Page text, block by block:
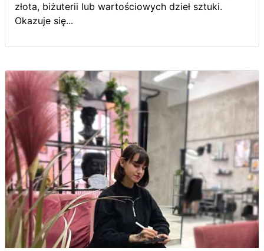
złota, biżuterii lub wartościowych dzieł sztuki.
Okazuje się...